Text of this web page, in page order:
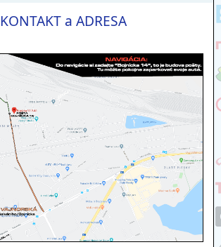
KONTAKT a ADRESA